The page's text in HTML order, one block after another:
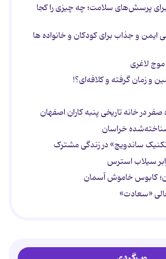
برای پرسش‌های سلامت؛ چه چیزی را کجا
ایمن و جذاب برای کودکان و خانواده ها
موج لاغری
و زمان گرفته و کلافه‌ای؟!
صفر در خانه تاریخی پنبه کاران اصفهان
خراسان
ساندویچ» در زندگی مشترک
سیلاب استرس
کابوس خاموش آسمان
«سعادت»